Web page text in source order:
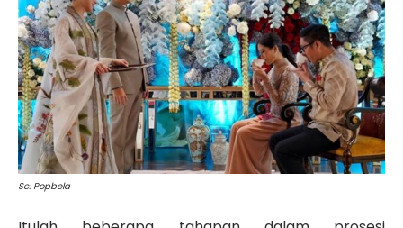
Sc: Popbela